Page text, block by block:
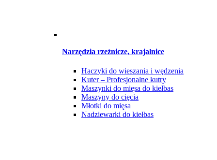
Narzędzia rzeźnicze, krajalnice
Haczyki do wieszania i wędzenia
Kuter – Profesjonalne kutry
Maszynki do mięsa do kiełbas
Maszyny do cięcia
Młotki do mięsa
Nadziewarki do kiełbas